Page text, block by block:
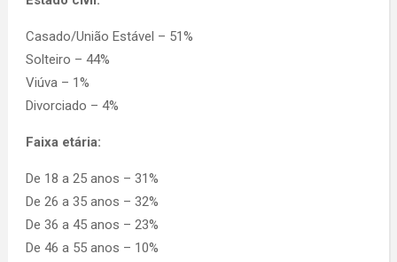
Casado/União Estável – 51%
Solteiro – 44%
Viúva – 1%
Divorciado – 4%
Faixa etária:
De 18 a 25 anos – 31%
De 26 a 35 anos – 32%
De 36 a 45 anos – 23%
De 46 a 55 anos – 10%